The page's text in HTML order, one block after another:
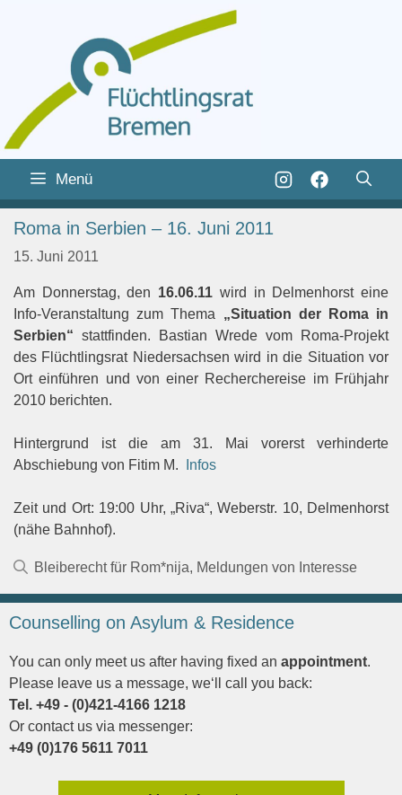
Zum
Inhalt
springen
springen
Menü
Roma in Serbien – 16. Juni 2011
15. Juni 2011
Am Donnerstag, den 16.06.11 wird in Delmenhorst eine
Info-Veranstaltung zum Thema „Situation der Roma in
Serbien“ stattfinden. Bastian Wrede vom Roma-Projekt
des Flüchtlingsrat Niedersachsen wird in die Situation vor
Ort einführen und von einer Recherchereise im Frühjahr
2010 berichten.
Hintergrund ist die am 31. Mai vorerst verhinderte
Abschiebung von Fitim M.
Infos
Zeit und Ort: 19:00 Uhr, „Riva“, Weberstr. 10, Delmenhorst
(nähe Bahnhof).
Kategorien
Bleiberecht für Rom*nija, Meldungen von Interesse
Counselling on Asylum & Residence
You can only meet us after having fixed an appointment.
Please leave us a message, we‘ll call you back:
Tel. +49 - (0)421-4166 1218
Or contact us via messenger:
+49 (0)176 5611 7011